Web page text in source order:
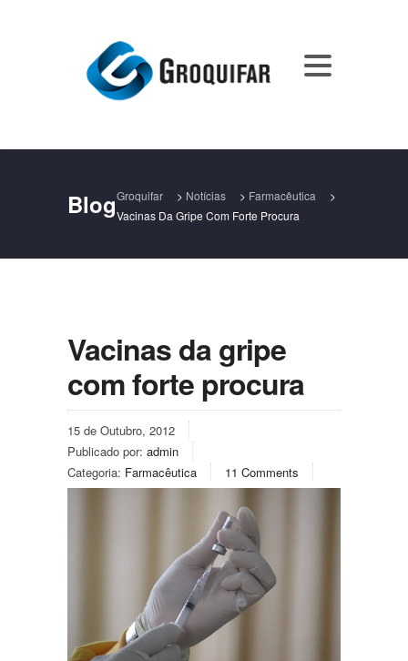
BlogGroquifar > Notícias > Farmacêutica
>
Vacinas Da Gripe Com Forte Procura
Vacinas da gripe
com forte procura
15 de Outubro, 2012
Publicado por: admin
Categoria: Farmacêutica 11 Comments